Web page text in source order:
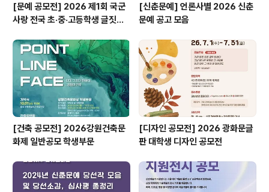
[문예 공모전] 2026 제1회 국군
사랑 전국 초·중·고등학생 글짓기
[신춘문예] 언론사별 2026 신춘
문예 공고 모음
[건축 공모전] 2026강원건축문
화제 일반공모 학생부문
[디자인 공모전] 2026 광화문글
판 대학생 디자인 공모전